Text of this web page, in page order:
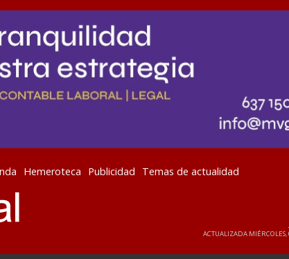
Hemeroteca Publicidad Temas de actualidad
ACTUALIZADA MIÉRCOLES,